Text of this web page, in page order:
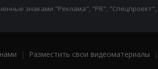
знаками "Реклама", "PR",
| Разместить свои видеоматериалы |